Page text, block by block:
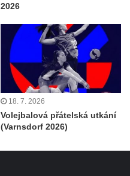
2026
18. 7. 2026
Volejbalová přátelská utkání
(Varnsdorf 2026)